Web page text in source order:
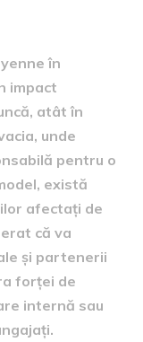
în
impact
atât în
unde
pentru o
există
afectați de
că va
și partenerii
forței de
internă sau